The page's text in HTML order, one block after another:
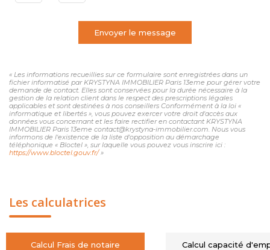
Envoyer le message
« Les informations recueillies sur ce formulaire sont enregistrées dans un
fichier informatisé par KRYSTYNA IMMOBILIER Paris 13eme pour gérer votre
demande de contact. Elles sont conservées pour la durée nécessaire à la
gestion de la relation client dans le respect des prescriptions légales
applicables et sont destinées à nos conseillers Conformément à la loi «
informatique et libertés », vous pouvez exercer votre droit d'accès aux
données vous concernant et les faire rectifier en contactant KRYSTYNA
IMMOBILIER Paris 13eme contact@krystyna-immobilier.com. Nous vous
informons de l'existence de la liste d'opposition au démarchage
téléphonique « Bloctel », sur laquelle vous pouvez vous inscrire ici :
https://www.bloctel.gouv.fr/»
Les calculatrices
Calcul Frais de notaire Calcul capacité